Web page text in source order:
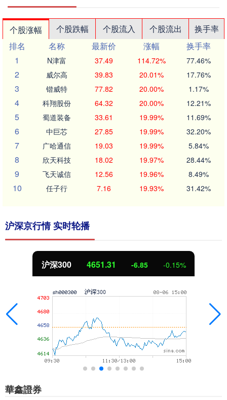
个股涨幅 个股跌幅 个股流入 个股流出
换手率
排名
名称 最新价 涨幅
换手率
1
N津富 37.49 114.72% 77.46%
2 威尔高 39.83 20.01% 17.76%
3 锴威特 77.82 20.00% 1.17%
4 科翔股份 64.32 20.00% 12.21%
5 蜀道装备 33.61 19.99% 11.69%
6 中巨芯 27.85 19.99% 32.20%
7 广哈通信 19.03 19.99% 5.84%
8 欣天科技 18.02 19.97% 28.44%
9 飞天诚信 12.56 19.96% 8.49%
10 任子行 7.16 19.93% 31.42%
沪深京行情 实时轮播
北证50 1122.88 3.42 0.30%
華鑫證券